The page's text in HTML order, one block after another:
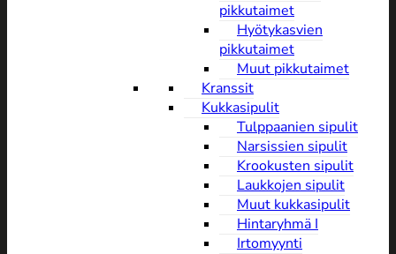
pikkutaimet
Hyötykasvien
pikkutaimet
Muut pikkutaimet
Kranssit
Kukkasipulit
Tulppaanien sipulit
Narsissien sipulit
Krookusten sipulit
Laukkojen sipulit
Muut kukkasipulit
Hintaryhmä I
Irtomyynti